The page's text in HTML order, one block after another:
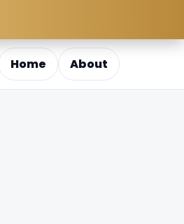
Home About